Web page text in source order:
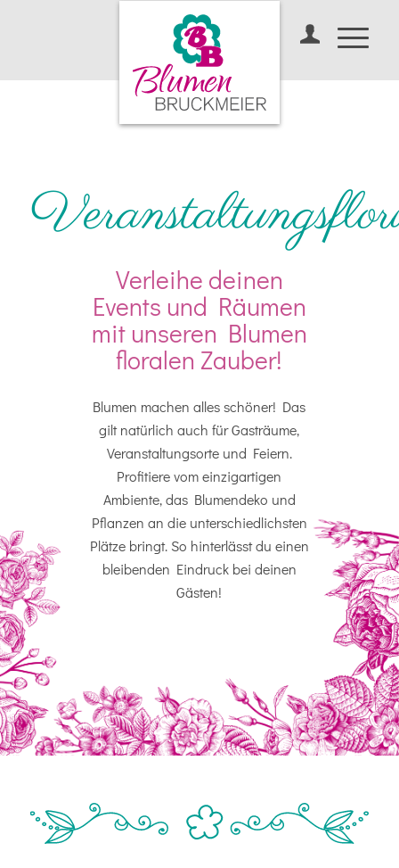
Verleihe deinen
Events und Räumen
mit unseren Blumen
floralen Zauber!
Blumen machen alles schöner! Das
gilt natürlich auch für Gasträume,
Veranstaltungsorte und Feiern.
Profitiere vom einzigartigen
Ambiente, das Blumendeko und
Pflanzen an die unterschiedlichsten
Plätze bringt. So hinterlässt du einen
bleibenden Eindruck bei deinen
Gästen!